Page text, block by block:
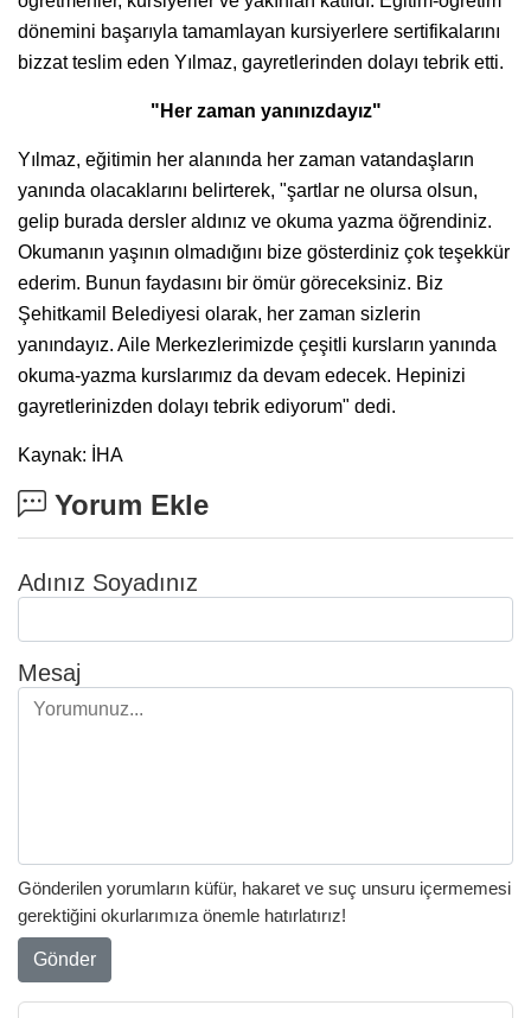
dönemini başarıyla tamamlayan kursiyerlere sertifikalarını
bizzat teslim eden Yılmaz, gayretlerinden dolayı tebrik etti.
"Her zaman yanınızdayız"
Yılmaz, eğitimin her alanında her zaman vatandaşların
yanında olacaklarını belirterek, "şartlar ne olursa olsun,
gelip burada dersler aldınız ve okuma yazma öğrendiniz.
Okumanın yaşının olmadığını bize gösterdiniz çok teşekkür
ederim. Bunun faydasını bir ömür göreceksiniz. Biz
Şehitkamil Belediyesi olarak, her zaman sizlerin
yanındayız. Aile Merkezlerimizde çeşitli kursların yanında
okuma-yazma kurslarımız da devam edecek. Hepinizi
gayretlerinizden dolayı tebrik ediyorum" dedi.
Kaynak: İHA
Yorum Ekle
Adınız Soyadınız
Mesaj
Gönderilen yorumların küfür, hakaret ve suç unsuru içermemesi
gerektiğini okurlarımıza önemle hatırlatırız!
Gönder